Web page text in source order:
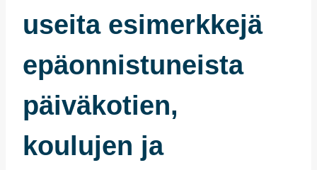
useita esimerkkejä
epäonnistuneista
päiväkotien,
koulujen ja